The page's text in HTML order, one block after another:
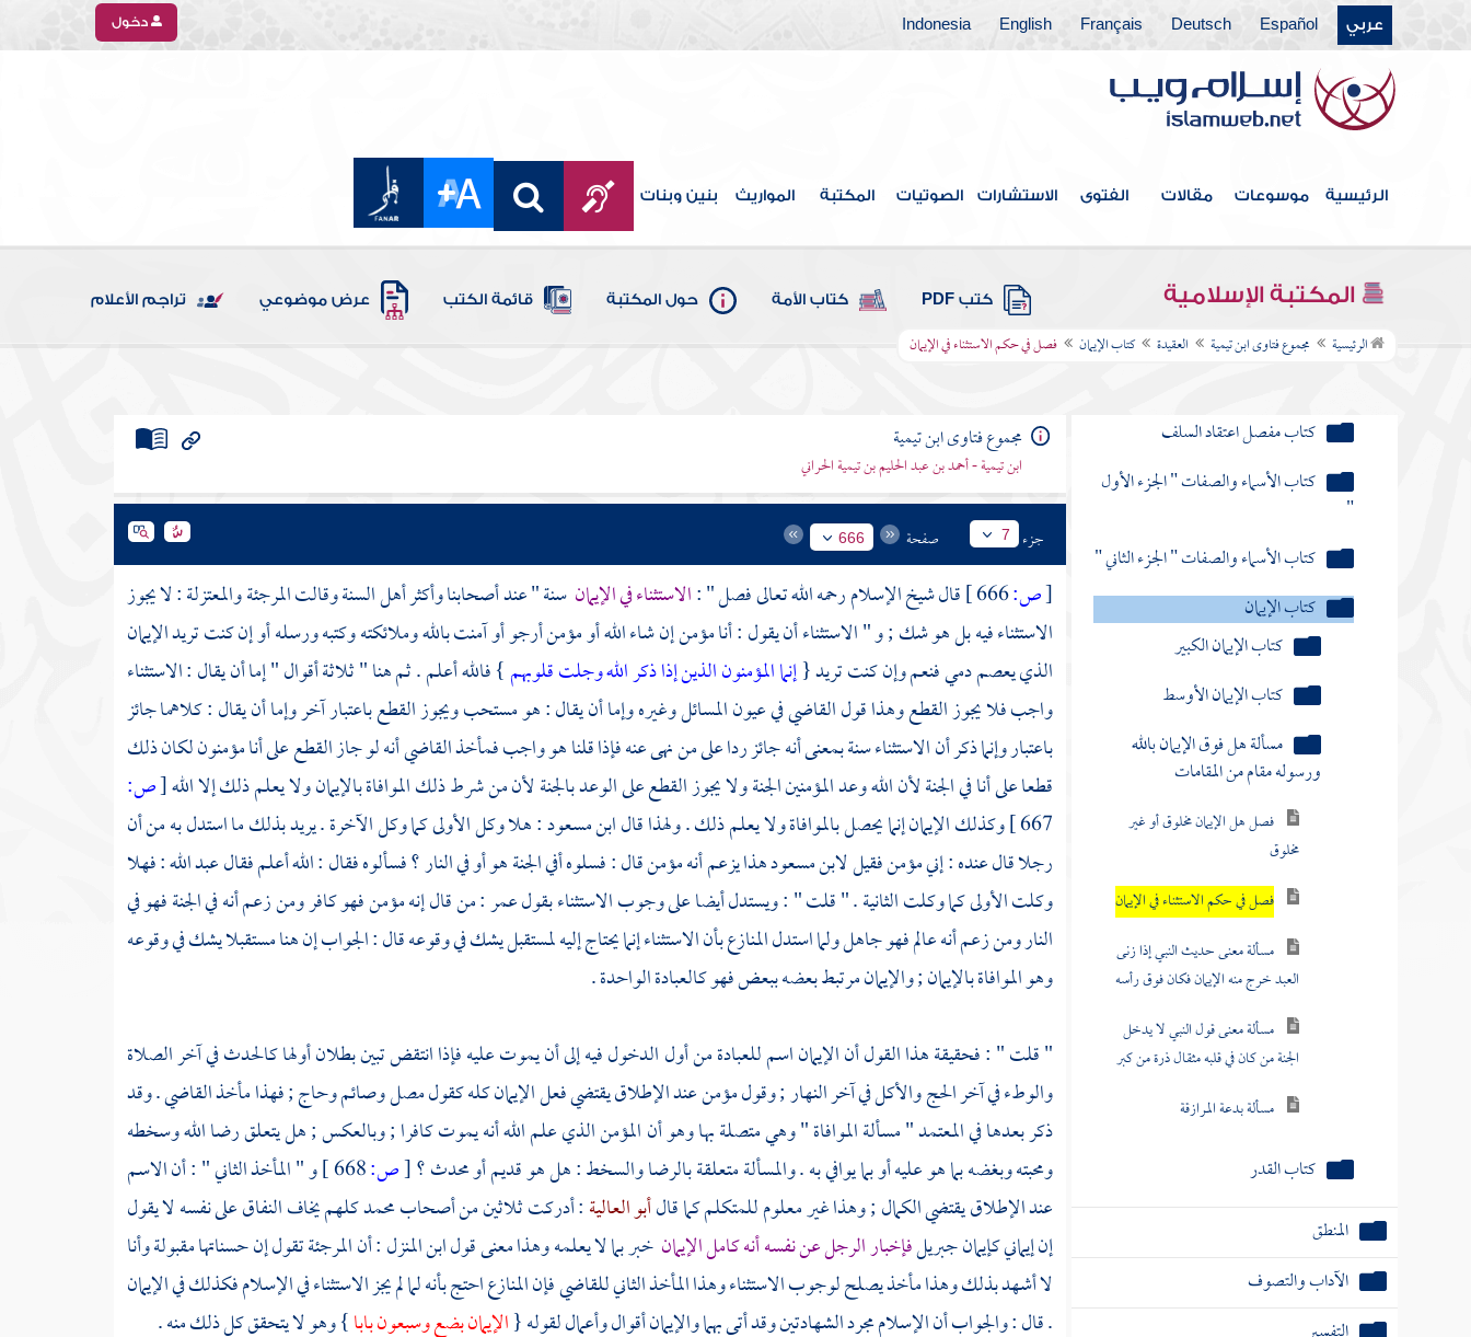
عربي Español
Deutsch
Français
English
Indonesia دخول
الرئيسية موسوعات مقالات الفتوى الاستشارات الصوتيات المكتبة المواريث بنين وبنات
المكتبة الإسلامية كتب PDF كتاب الأمة حول المكتبة قائمة الكتب عرض موضوعي تراجم الأعلام
الرئيسية مجموع فتاوى ابن تيمية العقيدة كتاب الإيمان فصل في حكم الاستثناء في الإيمان
فهرس الكتاب
العقيدة
كتاب توحيد الألوهية
كتاب توحيد الربوبية
كتاب مفصل اعتقاد السلف
كتاب الأسماء والصفات " الجزء الأول
"
كتاب الأسماء والصفات " الجزء الثاني "
كتاب الإيمان
كتاب الإيمان الكبير
كتاب الإيمان الأوسط
مسألة هل فوق الإيمان بالله
ورسوله مقام من المقامات
فصل هل الإيمان مخلوق أو غير
مخلوق
فصل في حكم الاستثناء في الإيمان
مسألة معنى حديث النبي إذا زنى
العبد خرج منه الإيمان فكان فوق رأسه
مسألة معنى قول النبي لا يدخل
الجنة من كان في قلبه مثقال ذرة من كبر
مسألة بدعة المرازقة
كتاب القدر
المنطق
الآداب والتصوف
مجموع فتاوى ابن تيمية
ابن تيمية - أحمد بن عبد الحليم بن تيمية الحراني
جزء 7 صفحة 666
[ص:666 ] قال شيخ الإسلام رحمه الله تعالى فصل " :الاستثناء في الإيمان سنة " عند أصحابنا وأكثرأهل السنةوقالتالمرجئةوالمعتزلة: لا يجوز
الاستثناء فيه بل هو شك ; و " الاستثناء أن يقول : أنا مؤمن إن شاء الله أو مؤمن أرجو أو آمنت بالله وملائكته وكتبه ورسله أو إن كنت تريد الإيمان
الذي يعصم دمي فنعم وإن كنت تريد {إنما المؤمنون الذين إذا ذكر الله وجلت قلوبهم} فالله أعلم . ثم هنا " ثلاثة أقوال " إما أن يقال : الاستثناء
واجب فلا يجوز القطع وهذا قولالقاضيفي عيون المسائل وغيره وإما أن يقال : هو مستحب ويجوز القطع باعتبار آخر وإما أن يقال : كلاهما جائز
باعتبار وإنما ذكر أن الاستثناء سنة بمعنى أنه جائز ردا على من نهى عنه فإذا قلنا هو واجب فمأخذالقاضيأنه لو جاز القطع على أنا مؤمنون لكان ذلك
قطعا على أنا في الجنة لأن الله وعد المؤمنين الجنة ولا يجوز القطع على الوعد بالجنة لأن من شرط ذلك الموافاة بالإيمان ولا يعلم ذلك إلا الله[ص:
667 ] وكذلك الإيمان إنما يحصل بالموافاة ولا يعلم ذلك . ولهذا قالابن مسعود: هلا وكل الأولى كما وكل الآخرة . يريد بذلك ما استدل به من أن
رجلا قال عنده : إني مؤمن فقيللابن مسعودهذا يزعم أنه مؤمن قال : فسلوه أفي الجنة هو أو في النار ؟ فسألوه فقال : الله أعلم فقالعبد الله: فهلا
وكلت الأولى كما وكلت الثانية . " قلت " : ويستدل أيضا على وجوب الاستثناء بقولعمر: من قال إنه مؤمن فهو كافر ومن زعم أنه في الجنة فهو في
النار ومن زعم أنه عالم فهو جاهل ولما استدل المنازع بأن الاستثناء إنما يحتاج إليه لمستقبل يشك في وقوعه قال : الجواب إن هنا مستقبلا يشك في وقوعه
وهو الموافاة بالإيمان ; والإيمان مرتبط بعضه ببعض فهو كالعبادة الواحدة .
" قلت " : فحقيقة هذا القول أن الإيمان اسم للعبادة من أول الدخول فيه إلى أن يموت عليه فإذا انتقض تبين بطلان أولها كالحدث في آخر الصلاة
والوطء في آخر الحج والأكل في آخر النهار ; وقول مؤمن عند الإطلاق يقتضي فعل الإيمان كله كقول مصل وصائم وحاج ; فهذا مأخذالقاضي. وقد
ذكر بعدها في المعتمد " مسألة الموافاة " وهي متصلة بها وهو أن المؤمن الذي علم الله أنه يموت كافرا ; وبالعكس ; هل يتعلق رضا الله وسخطه
ومحبته وبغضه بما هو عليه أو بما يوافي به . والمسألة متعلقة بالرضا والسخط : هل هو قديم أو محدث ؟[ص:
و " المأخذ الثاني " : أن الاسم
عند الإطلاق يقتضي الكمال ; وهذا غير معلوم للمتكلم كما قالأبو العالية: أدركت ثلاثين من أصحابمحمدكلهم يخاف النفاق على نفسه لا يقول
إن إيماني كإيمانجبريلفإخبار الرجل عن نفسه أنه كامل الإيمان خبر بما لا يعلمه وهذا معنى قولابن المنزل: أنالمرجئةتقول إن حسناتها مقبولة وأنا
لا أشهد بذلك وهذا مأخذ يصلح لوجوب الاستثناء وهذا المأخذ الثانيللقاضيفإن المنازع احتج بأنه لما لم يجز الاستثناء في الإسلام فكذلك في الإيمان
. قال : والجواب أن الإسلام مجرد الشهادتين وقد أتى بهما والإيمان أقوال وأعمال لقوله {الإيمان بضع وسبعون بابا} وهو لا يتحقق كل ذلك منه .